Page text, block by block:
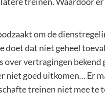
om de
doet dat niet geheel
over vertragingen bekend
niet goed uitkomen… Er
treinen niet mee te